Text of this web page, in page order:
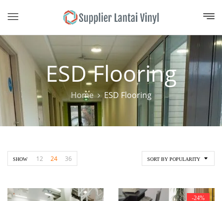
ESD Flooring
Home ESD Flooring
SORT BY POPULARITY
SHOW 12 24 36
-24%